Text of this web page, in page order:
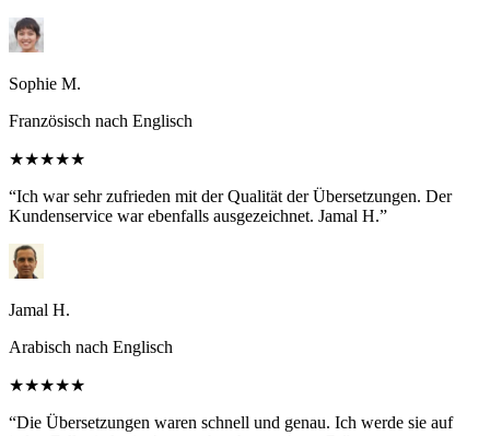
Sophie M.
Französisch nach Englisch
★★★★★
“Ich war sehr zufrieden mit der Qualität der Übersetzungen. Der
Kundenservice war ebenfalls ausgezeichnet. Jamal H.”
Jamal H.
Arabisch nach Englisch
★★★★★
“Die Übersetzungen waren schnell und genau. Ich werde sie auf